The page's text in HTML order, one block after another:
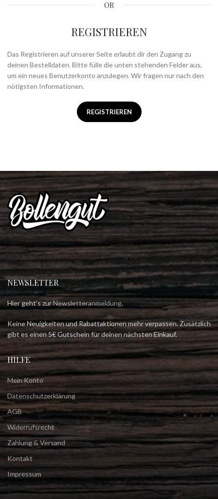
OR
REGISTRIEREN
Das Registrieren auf unserer Seite erlaubt dir den Zugang zu
deinen Bestelldaten. Bitte fülle die unten stehenden Felder aus,
um ein neues Benutzerkonto anzulegen. Wir fragen nur nach den
nötigsten Informationen.
REGISTRIEREN
NEWSLETTER
Hier geht’s zurNewsletteranmeldung.
Keine Neuigkeiten und Rabattaktionen mehr verpassen. Zusätzlich
gibt es einen 5€ Gutschein für deinen nächsten Einkauf.
HILFE
Mein Konto
Datenschutzerklärung
AGB
Widerrufsrecht
Zahlung & Versand
Kontakt
Impressum